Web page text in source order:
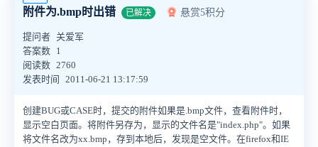
附件为.bmp时出错 已解决 悬赏5积分
提问者 关爱军
答案数 1
阅读数 2760
发表时间
2011-06-21 13:17:59
创建BUG或CASE时，提交的附件如果是.bmp文件，查看附件时，
显示空白页面。将附件另存为，显示的文件名是"index.php"。如果
将文件名改为xx.bmp，存到本地后，发现是空文件。在firefox和IE